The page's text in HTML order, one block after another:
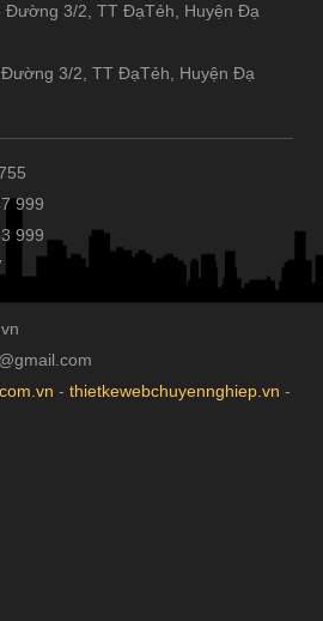
Đường 3/2, TT ĐạTẻh, Huyện Đạ
3/2, TT ĐạTẻh, Huyện Đạ
999
999
- thietkewebchuyennghiep.vn -